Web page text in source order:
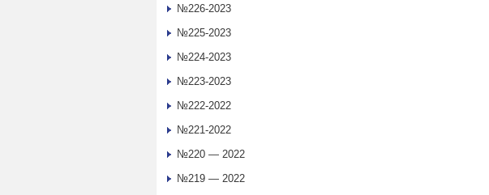
№226-2023
№225-2023
№224-2023
№223-2023
№222-2022
№221-2022
№220 — 2022
№219 — 2022